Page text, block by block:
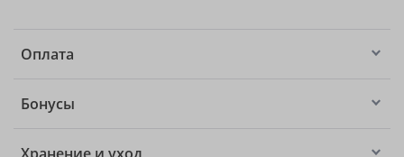
Оплата
Бонусы
Хранение и уход